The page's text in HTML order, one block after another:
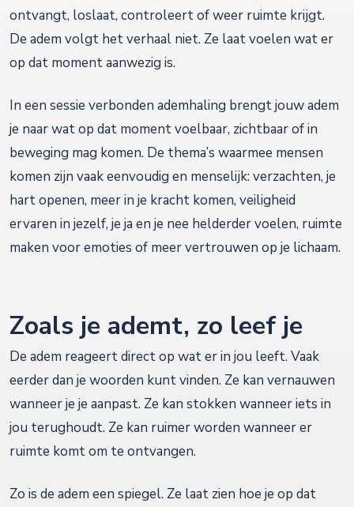
ontvangt, loslaat, controleert of weer ruimte krijgt.
De adem volgt het verhaal niet. Ze laat voelen wat er
op dat moment aanwezig is.
In een sessie verbonden ademhaling brengt jouw adem
je naar wat op dat moment voelbaar, zichtbaar of in
beweging mag komen. De thema’s waarmee mensen
komen zijn vaak eenvoudig en menselijk: verzachten, je
hart openen, meer in je kracht komen, veiligheid
ervaren in jezelf, je ja en je nee helderder voelen, ruimte
maken voor emoties of meer vertrouwen op je lichaam.
Zoals je ademt, zo leef je
De adem reageert direct op wat er in jou leeft. Vaak
eerder dan je woorden kunt vinden. Ze kan vernauwen
wanneer je je aanpast. Ze kan stokken wanneer iets in
jou terughoudt. Ze kan ruimer worden wanneer er
ruimte komt om te ontvangen.
Zo is de adem een spiegel. Ze laat zien hoe je op dat